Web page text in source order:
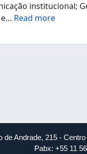
institucional;
… Read more
de Andrade, 215 -
Pabx: +55 11